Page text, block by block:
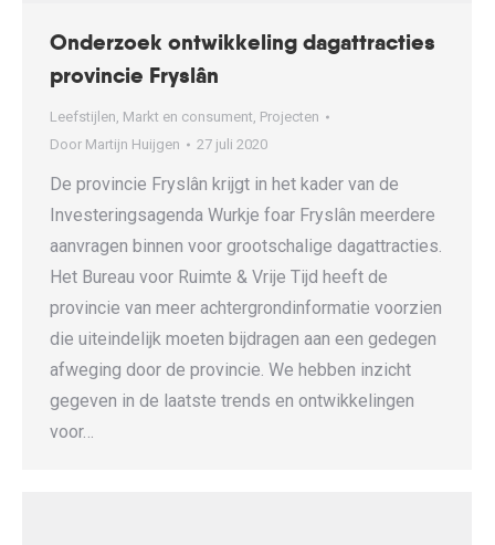
Onderzoek ontwikkeling dagattracties
provincie Fryslân
Leefstijlen, Markt en consument, Projecten
Door Martijn Huijgen 27 juli 2020
De provincie Fryslân krijgt in het kader van de
Investeringsagenda Wurkje foar Fryslân meerdere
aanvragen binnen voor grootschalige dagattracties.
Het Bureau voor Ruimte & Vrije Tijd heeft de
provincie van meer achtergrondinformatie voorzien
die uiteindelijk moeten bijdragen aan een gedegen
afweging door de provincie. We hebben inzicht
gegeven in de laatste trends en ontwikkelingen
voor…